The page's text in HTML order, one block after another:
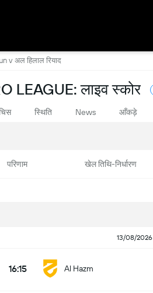
v अल हिलाल रियाद
LEAGUE: लाइव स्कोर
स्थिति News आँकड़े
परिणाम खेल तिथि-निर्धारण
13/08/2026
16:15 Al Hazm